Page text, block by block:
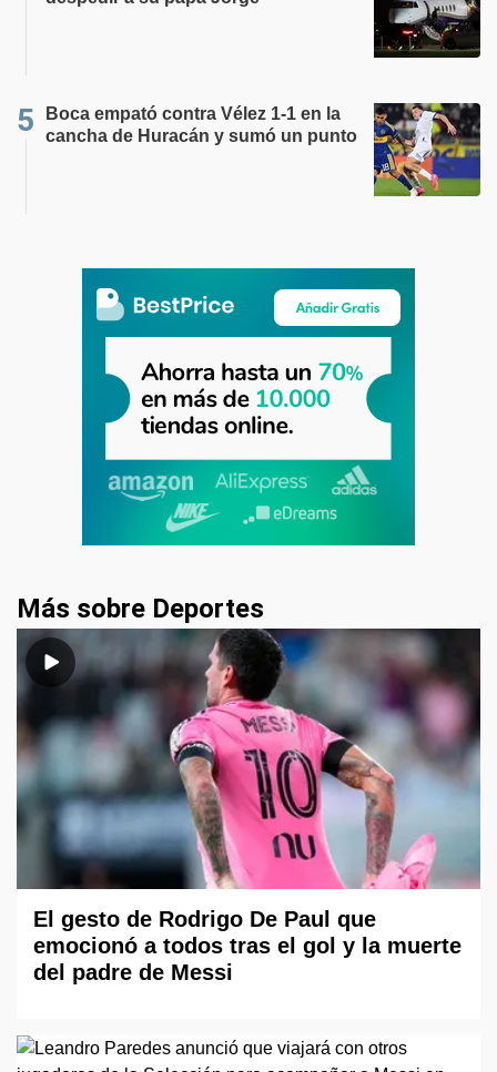
Boca empató contra Vélez 1-1 en la
cancha de Huracán y sumó un punto
Más sobre Deportes
El gesto de Rodrigo De Paul que
emocionó a todos tras el gol y la muerte
del padre de Messi